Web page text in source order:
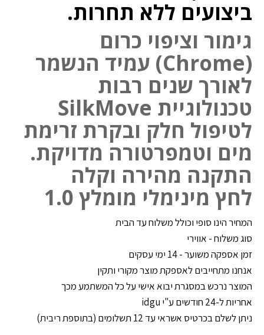
ביצועים ללא תחרות.
גימור וציפוי כרום
(Chrome) עמיד הנשמר
לאורך שנים רבות
טכנולוגיית SilkMove
לטיפול חלק ובקרת זרימת
מים וטמפרטורה מדויקת.
התקנה מהירה וקלה
לחץ מינימלי מומלץ 1.0
המחיר הינו סופי וכולל משלוח עד הבית
סוג משלוח - אווירי
זמן אספקה משוער - 14 ימי עסקים
אנחנו מתחייבים לאספקת מוצר מקורי ותקין
המוצר נרכש במסגרת יבוא אישי על כל המשתמע מכך
אחריות ל-24 חודשים ע"י idgu
ניתן לשלם בכרטיס אשראי עד 12 תשלומים (בתוספת ריבית)